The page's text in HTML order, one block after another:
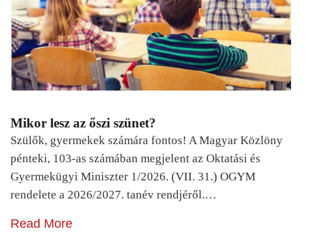
Mikor lesz az őszi szünet?
Szülők, gyermekek számára fontos! A Magyar Közlöny
pénteki, 103-as számában megjelent az Oktatási és
Gyermekügyi Miniszter 1/2026. (VII. 31.) OGYM
rendelete a 2026/2027. tanév rendjéről.…
Read More